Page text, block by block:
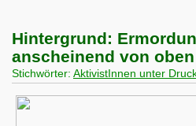
Hintergrund:
anscheinend von
Stichwörter: AktivistInnen unter